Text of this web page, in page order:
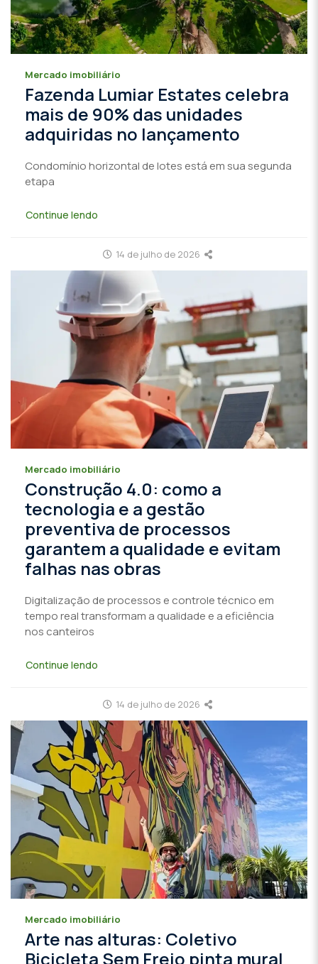
Mercado imobiliário
Fazenda Lumiar Estates celebra
mais de 90% das unidades
adquiridas no lançamento
Condomínio horizontal de lotes está em sua segunda
etapa
Continue lendo
14 de julho de 2026
Mercado imobiliário
Construção 4.0: como a
tecnologia e a gestão
preventiva de processos
garantem a qualidade e evitam
falhas nas obras
Digitalização de processos e controle técnico em
tempo real transformam a qualidade e a eficiência
nos canteiros
Continue lendo
14 de julho de 2026
Mercado imobiliário
Arte nas alturas: Coletivo
Bicicleta Sem Freio pinta mural